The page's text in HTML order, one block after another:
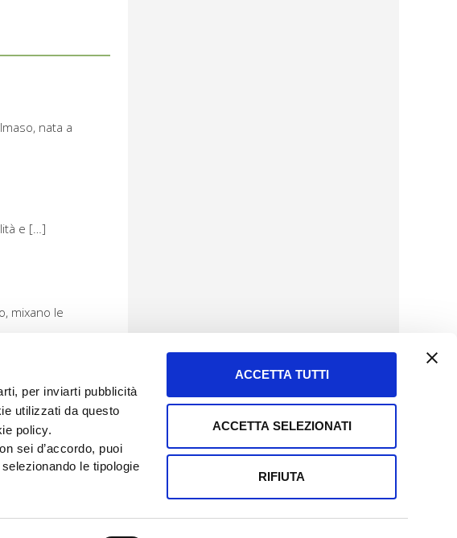
per inviarti pubblicità
utilizzati da questo
policy.
sei d’accordo, puoi
le tipologie
ACCETTA TUTTI
ACCETTA SELEZIONATI
RIFIUTA
nata a
e […]
mixano le
PUBBLICITÀ
Tel + 39.045.8057523
pubblicita@informatoreagrario.it
Tel + 39.045.8009480
clienti@informatoreagrario.it